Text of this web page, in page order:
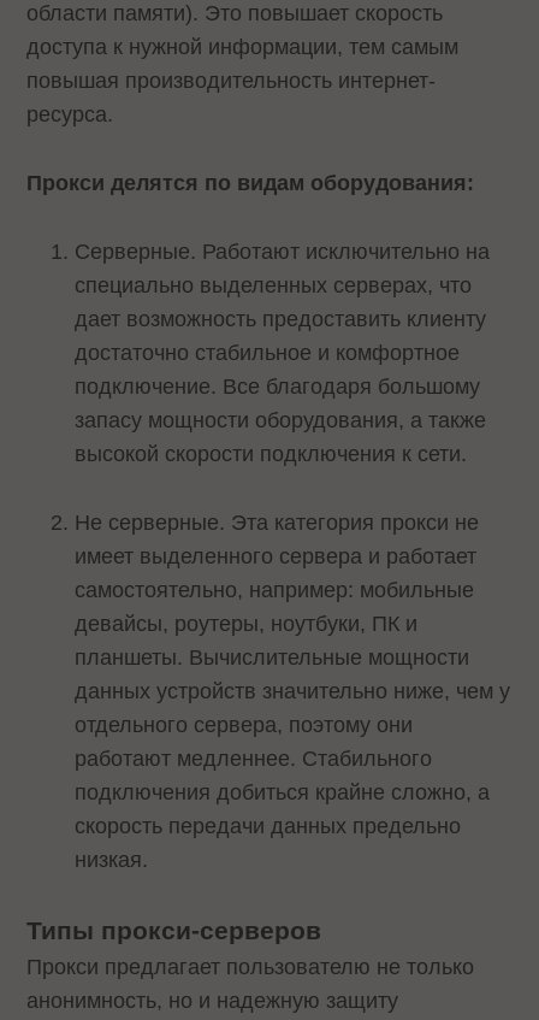
области памяти). Это повышает скорость
доступа к нужной информации, тем самым
повышая производительность интернет-
ресурса.
Прокси делятся по видам оборудования:
Серверные. Работают исключительно на
специально выделенных серверах, что
дает возможность предоставить клиенту
достаточно стабильное и комфортное
подключение. Все благодаря большому
запасу мощности оборудования, а также
высокой скорости подключения к сети.
Не серверные. Эта категория прокси не
имеет выделенного сервера и работает
самостоятельно, например: мобильные
девайсы, роутеры, ноутбуки, ПК и
планшеты. Вычислительные мощности
данных устройств значительно ниже, чем у
отдельного сервера, поэтому они
работают медленнее. Стабильного
подключения добиться крайне сложно, а
скорость передачи данных предельно
низкая.
Типы прокси-серверов
Прокси предлагает пользователю не только
анонимность, но и надежную защиту